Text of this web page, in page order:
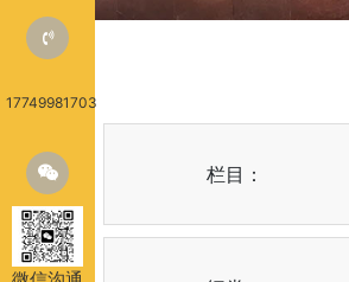
栏目：
17749981703